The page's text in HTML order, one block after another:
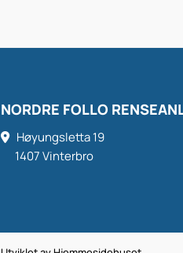
NORDRE FOLLO
Høyungsletta 19
1407 Vinterbro